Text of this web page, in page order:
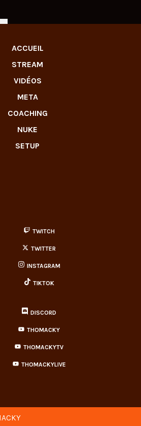
ACCUEIL
STREAM
VIDÉOS
META
COACHING
NUKE
SETUP
TWITCH
TWITTER
INSTAGRAM
TIKTOK
DISCORD
THOMACKY
THOMACKYTV
THOMACKYLIVE